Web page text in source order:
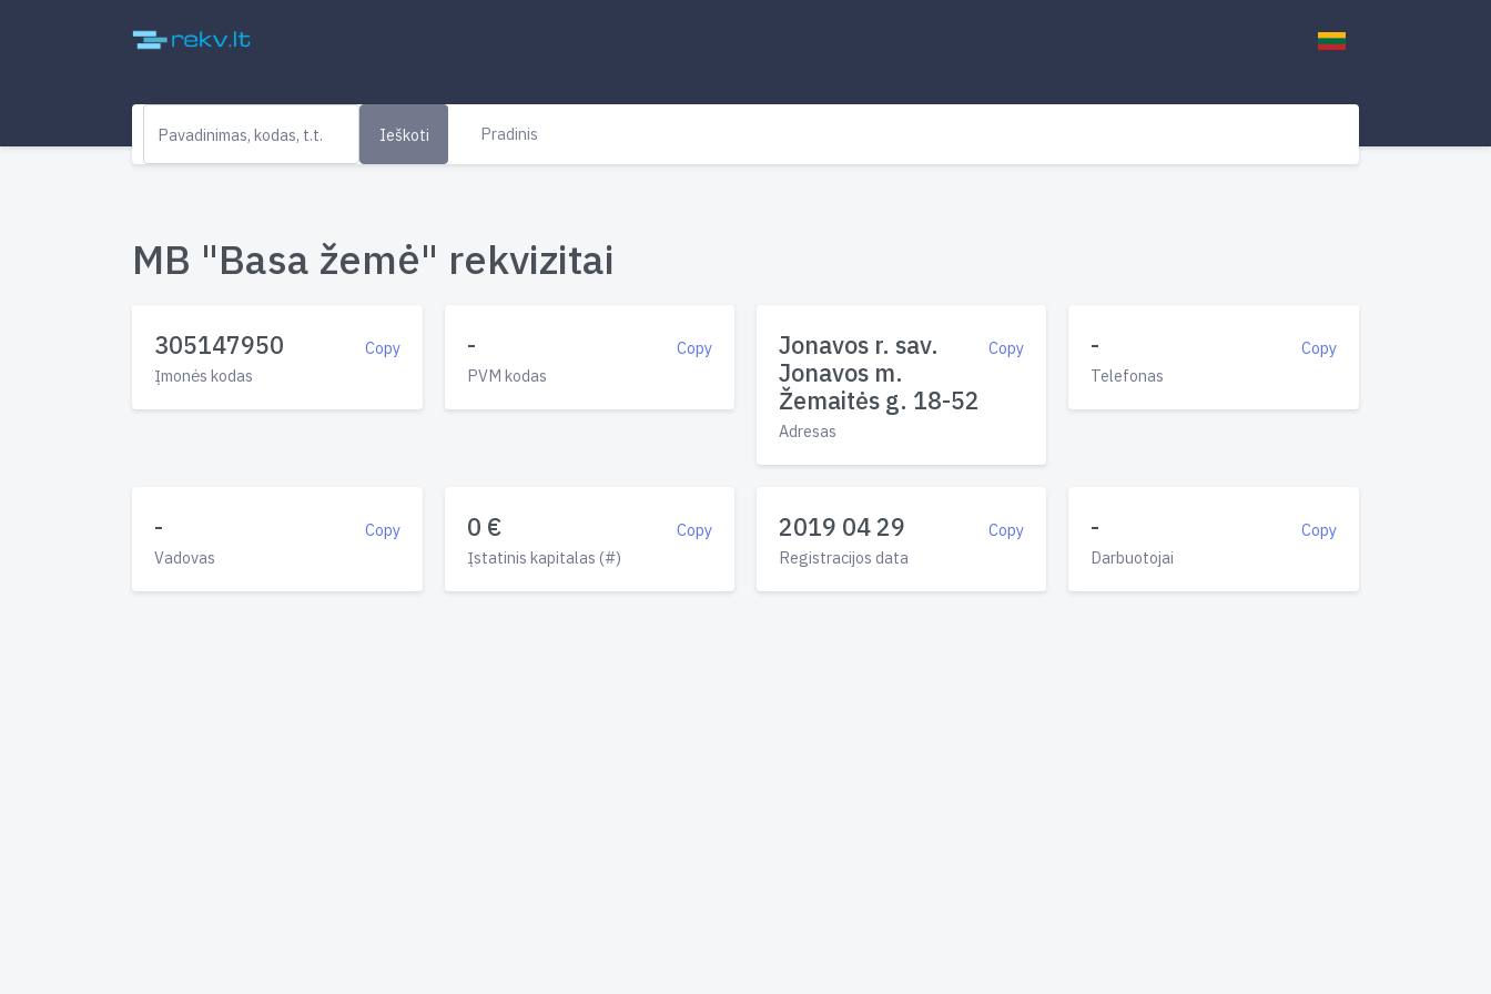
Ieškoti Pradinis
MB "Basa žemė" rekvizitai
Copy
305147950
Įmonės kodas
Copy
-
PVM kodas
Copy
Jonavos r. sav.
Jonavos m.
Žemaitės g. 18-52
Adresas
Copy
-
Telefonas
Copy
-
Vadovas
Copy
0 €
Įstatinis kapitalas (#)
Copy
2019 04 29
Registracijos data
Copy
-
Darbuotojai